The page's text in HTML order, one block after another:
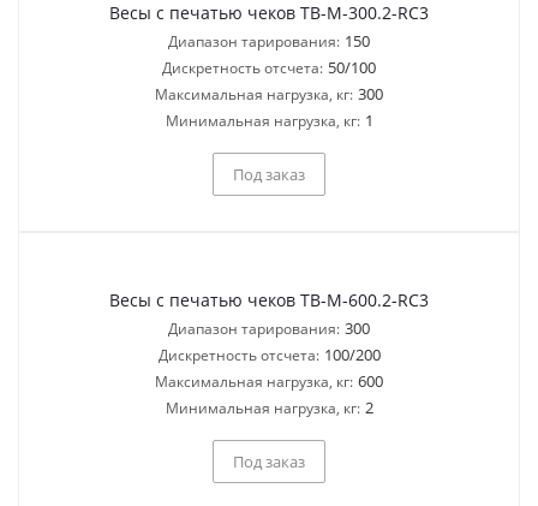
Весы с печатью чеков ТВ-M-300.2-RC3
Диапазон тарирования: 150
Дискретность отсчета: 50/100
Максимальная нагрузка, кг: 300
Минимальная нагрузка, кг: 1
Под заказ
Весы с печатью чеков ТВ-M-600.2-RC3
Диапазон тарирования: 300
Дискретность отсчета: 100/200
Максимальная нагрузка, кг: 600
Минимальная нагрузка, кг: 2
Под заказ